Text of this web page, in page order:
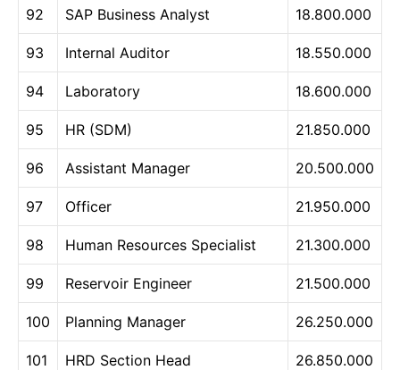
92 SAP Business Analyst 18.800.000
93 Internal Auditor 18.550.000
94 Laboratory 18.600.000
95 HR (SDM) 21.850.000
96 Assistant Manager 20.500.000
97 Officer 21.950.000
98 Human Resources Specialist 21.300.000
99 Reservoir Engineer 21.500.000
100 Planning Manager 26.250.000
101 HRD Section Head 26.850.000